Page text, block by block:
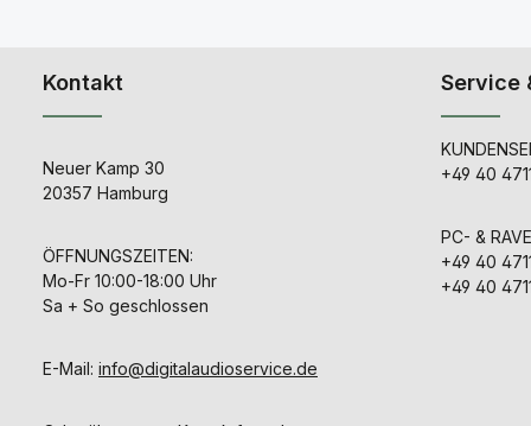
Kontakt
Neuer Kamp 30
20357 Hamburg
ÖFFNUNGSZEITEN:
Mo-Fr 10:00-18:00 Uhr
Sa + So geschlossen
E-Mail: info@digitalaudioservice.de
Service
+49 40
PC- &
+49 40
+49 40